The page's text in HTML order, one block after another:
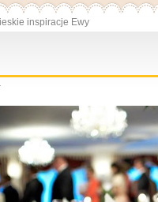
inspiracje Ewy